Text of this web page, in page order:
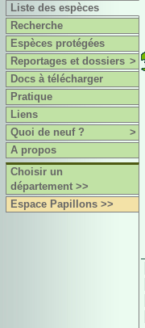
Liste des espèces
Recherche
Espèces protégées
Reportages et dossiers >
Docs à télécharger
Pratique
Liens
Quoi de neuf ?
>
A propos
Choisir un
département >>
Espace Papillons >>